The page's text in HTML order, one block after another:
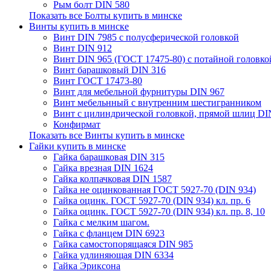
Рым болт DIN 580
Показать все Болты купить в минске
Винты купить в минске
Винт DIN 7985 с полусферической головкой
Винт DIN 912
Винт DIN 965 (ГОСТ 17475-80) с потайной
Винт барашковый DIN 316
Винт ГОСТ 17473-80
Винт для мебельной фурнитуры DIN 967
Винт мебельнный с внутренним шестигранником
Винт с цилиндрической головкой, прямой шлиц
Конфирмат
Показать все Винты купить в минске
Гайки купить в минске
Гайка барашковая DIN 315
Гайка врезная DIN 1624
Гайка колпачковая DIN 1587
Гайка не оцинкованная ГОСТ 5927-70 (DIN 934)
Гайка оцинк. ГОСТ 5927-70 (DIN 934) кл. пр. 6
Гайка оцинк. ГОСТ 5927-70 (DIN 934) кл. пр. 8, 10
Гайка с мелким шагом.
Гайка с фланцем DIN 6923
Гайка самостопорящаяся DIN 985
Гайка удлиняющая DIN 6334
Гайка Эриксона